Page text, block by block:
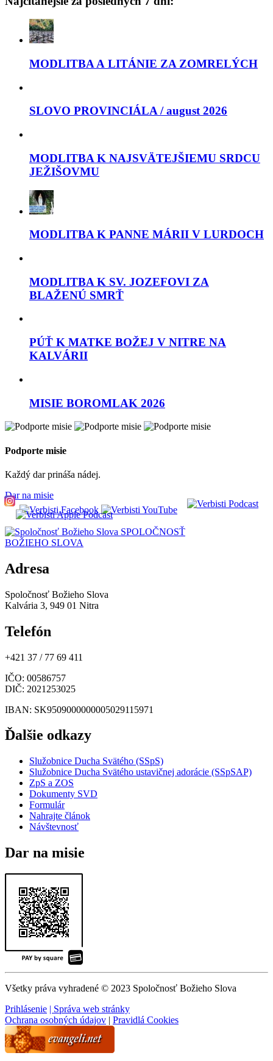
MODLITBA A LITÁNIE ZA ZOMRELÝCH
SLOVO PROVINCIÁLA / august 2026
MODLITBA K NAJSVÄTEJŠIEMU SRDCU
JEŽIŠOVMU
MODLITBA K PANNE MÁRII V LURDOCH
MODLITBA K SV. JOZEFOVI ZA
BLAŽENÚ SMRŤ
PÚŤ K MATKE BOŽEJ V NITRE NA
KALVÁRII
MISIE BOROMLAK 2026
Podporte misie
Každý dar prináša nádej.
Dar na misie
SPOLOČNOSŤ
BOŽIEHO SLOVA
Adresa
Spoločnosť Božieho Slova
Kalvária 3, 949 01 Nitra
Telefón
+421 37 / 77 69 411
IČO: 00586757
DIČ: 2021253025
IBAN: SK9509000000005029115971
Ďalšie odkazy
Služobnice Ducha Svätého (SSpS)
Služobnice Ducha Svätého ustavičnej adorácie (SSpSAP)
ZpS a ZOS
Dokumenty SVD
Formulár
Nahrajte článok
Návštevnosť
Dar na misie
Všetky práva vyhradené © 2023 Spoločnosť Božieho Slova
Prihlásenie | Správa web stránky
Ochrana osobných údajov | Pravidlá Cookies